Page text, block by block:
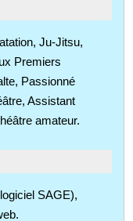
Ju-Jitsu,
Premiers
Passionné
Assistant
amateur.
SAGE),